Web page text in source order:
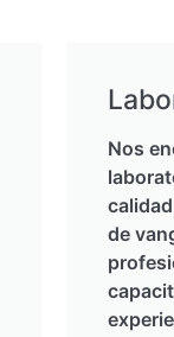
Nos
de